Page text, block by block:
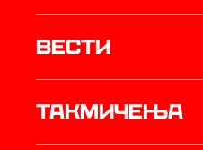
Вести
Такмичења